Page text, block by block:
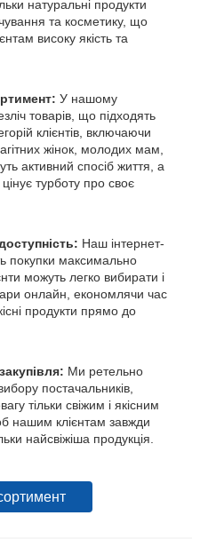
натуральні продукти
та косметику, що
високу якість та
У нашому
товарів, що підходять
клієнтів, включаючи
жінок, молодих мам,
активний спосіб життя, а
цінує турботу про своє
Наш інтернет-
покупки максимально
можуть легко вибирати і
онлайн, економлячи час
продукти прямо до
Ми ретельно
постачальників,
тільки свіжим і якісним
нашим клієнтам завжди
найсвіжіша продукція.